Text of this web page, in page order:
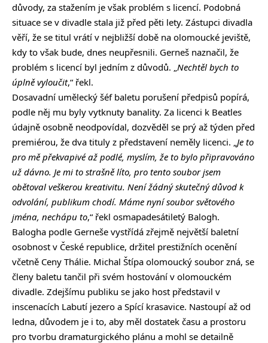
důvody, za stažením je však problém s licencí. Podobná
situace se v divadle stala již před pěti lety. Zástupci divadla
věří, že se titul vrátí v nejbližší době na olomoucké jeviště,
kdy to však bude, dnes neupřesnili. Gerneš naznačil, že
problém s licencí byl jedním z důvodů. „ Nechtěl bych to
úplně vyloučit,“ řekl.
Dosavadní umělecký šéf baletu porušení předpisů popírá,
podle něj mu byly vytknuty banality. Za licenci k Beatles
údajně osobně neodpovídal, dozvěděl se prý až týden před
premiérou, že dva tituly z představení neměly licenci. „ Je to
pro mě překvapivé až podlé, myslím, že to bylo připravováno
už dávno. Je mi to strašně líto, pro tento soubor jsem
obětoval veškerou kreativitu. Není žádný skutečný důvod k
odvolání, publikum chodí. Máme nyní soubor světového
jména, nechápu to,“ řekl osmapadesátiletý Balogh.
Balogha podle Gerneše vystřídá zřejmě největší baletní
osobnost v České republice, držitel prestižních ocenění
včetně Ceny Thálie. Michal Štípa olomoucký soubor zná, se
členy baletu tančil při svém hostování v olomouckém
divadle. Zdejšímu publiku se jako host představil v
inscenacích Labutí jezero a Spící krasavice. Nastoupí až od
ledna, důvodem je i to, aby měl dostatek času a prostoru
pro tvorbu dramaturgického plánu a mohl se detailně